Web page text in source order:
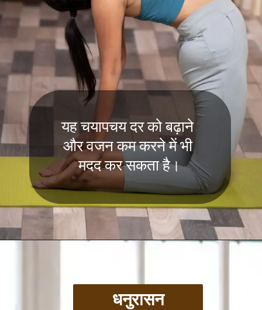
यह चयापचय दर को बढ़ाने
और वजन कम करने में भी
मदद कर सकता है।
धनुरासन